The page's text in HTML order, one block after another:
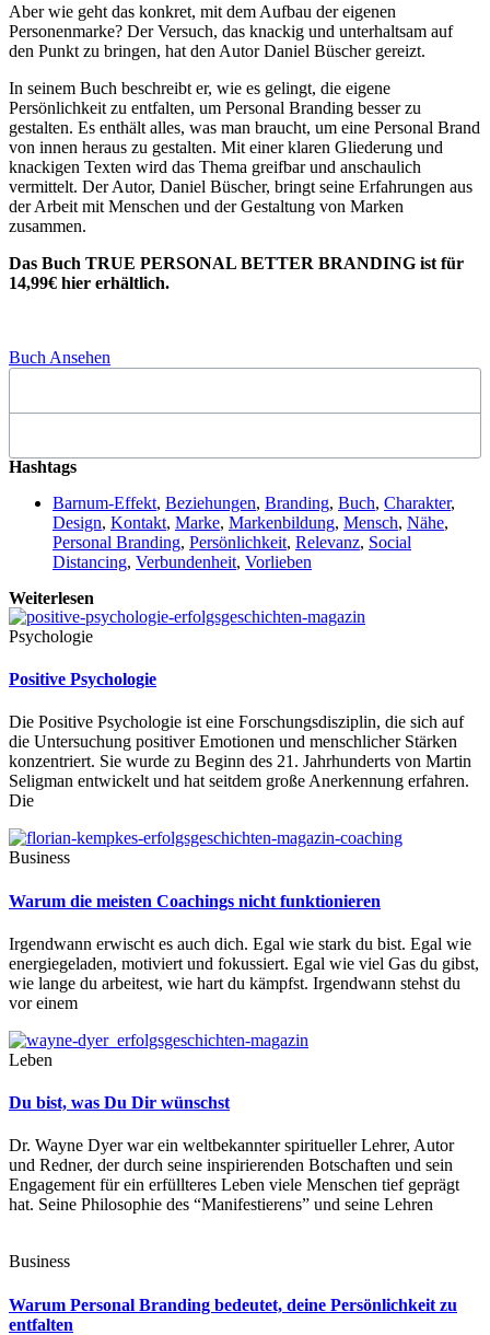
Aber wie geht das konkret, mit dem Aufbau der eigenen
Personenmarke? Der Versuch, das knackig und unterhaltsam auf
den Punkt zu bringen, hat den Autor Daniel Büscher gereizt.
In seinem Buch beschreibt er, wie es gelingt, die eigene
Persönlichkeit zu entfalten, um Personal Branding besser zu
gestalten. Es enthält alles, was man braucht, um eine Personal Brand
von innen heraus zu gestalten. Mit einer klaren Gliederung und
knackigen Texten wird das Thema greifbar und anschaulich
vermittelt. Der Autor, Daniel Büscher, bringt seine Erfahrungen aus
der Arbeit mit Menschen und der Gestaltung von Marken
zusammen.
Das Buch TRUE PERSONAL BETTER BRANDING ist für
14,99€ hier erhältlich.
Buch Ansehen
Hashtags
Barnum-Effekt, Beziehungen, Branding, Buch, Charakter,
Design, Kontakt, Marke, Markenbildung, Mensch, Nähe,
Personal Branding, Persönlichkeit, Relevanz, Social
Distancing, Verbundenheit, Vorlieben
Weiterlesen
Psychologie
Positive Psychologie
Die Positive Psychologie ist eine Forschungsdisziplin, die sich auf
die Untersuchung positiver Emotionen und menschlicher Stärken
konzentriert. Sie wurde zu Beginn des 21. Jahrhunderts von Martin
Seligman entwickelt und hat seitdem große Anerkennung erfahren.
Die
Business
Warum die meisten Coachings nicht funktionieren
Irgendwann erwischt es auch dich. Egal wie stark du bist. Egal wie
energiegeladen, motiviert und fokussiert. Egal wie viel Gas du gibst,
wie lange du arbeitest, wie hart du kämpfst. Irgendwann stehst du
vor einem
Leben
Du bist, was Du Dir wünschst
Dr. Wayne Dyer war ein weltbekannter spiritueller Lehrer, Autor
und Redner, der durch seine inspirierenden Botschaften und sein
Engagement für ein erfüllteres Leben viele Menschen tief geprägt
hat. Seine Philosophie des “Manifestierens” und seine Lehren
Business
Warum Personal Branding bedeutet, deine Persönlichkeit zu
entfalten